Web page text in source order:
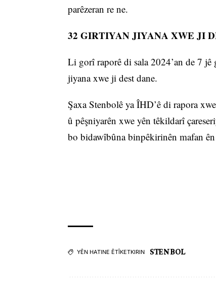
parêzeran re ne.
32 GIRTIYAN JIYANA XWE JI
Li gorî raporê di sala 2024’an de 7
jiyana xwe ji dest dane.
Şaxa Stenbolê ya ÎHD’ê di rapora
û pêşniyarên xwe yên têkildarî
bo bidawîbûna binpêkirinên mafan
YÊN HATINE ÊTÎKETKIRIN STENBOL